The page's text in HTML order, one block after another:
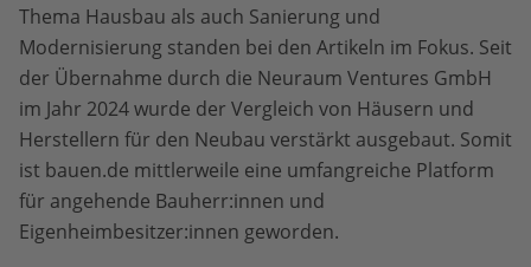
Thema Hausbau als auch Sanierung und
Modernisierung standen bei den Artikeln im Fokus. Seit
der Übernahme durch die Neuraum Ventures GmbH
im Jahr 2024 wurde der Vergleich von Häusern und
Herstellern für den Neubau verstärkt ausgebaut. Somit
ist bauen.de mittlerweile eine umfangreiche Platform
für angehende Bauherr:innen und
Eigenheimbesitzer:innen geworden.